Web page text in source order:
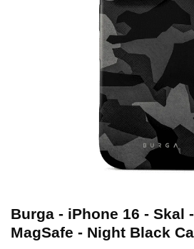
Burga - iPhone 16 - Skal
MagSafe - Night Black